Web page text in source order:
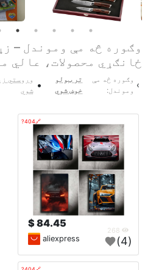
وګوره څه مې وموندل –
ځانګړي محصولات، عالي
›
وګوره څه مې
وموندل:
تر ټولو
خوښ شوي
• وروستي
شوي
🔗404?
84.45 $
aliexpress (4)